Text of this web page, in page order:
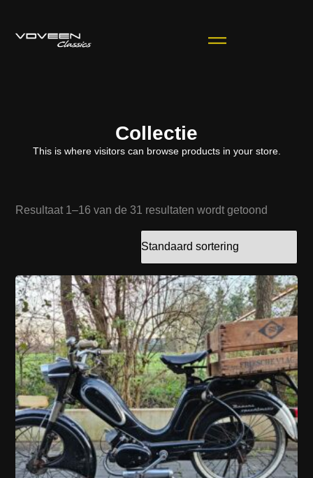
Collectie
This is where visitors can browse products in your store.
Resultaat 1–16 van de 31 resultaten wordt getoond